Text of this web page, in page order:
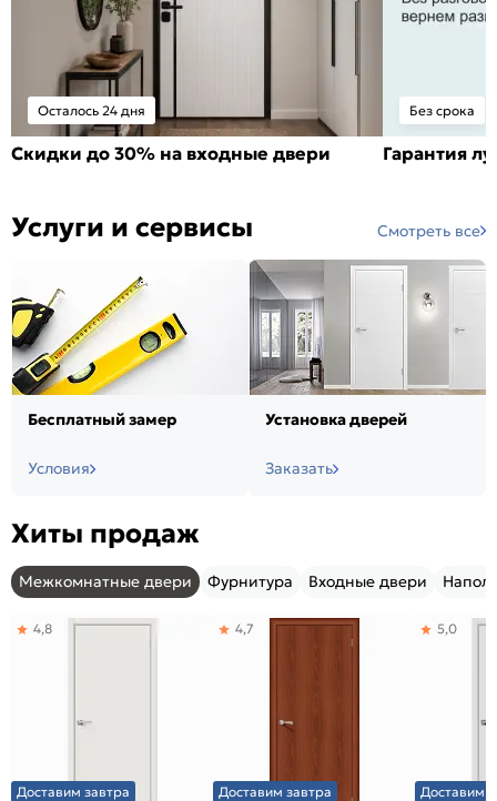
Осталось 24 дня
Скидки до 30% на входные двери
Без срока
Гарантия
Услуги и сервисы Смотреть все
Бесплатный замер
Условия
Установка дверей
Заказать
Хиты продаж
Межкомнатные двери Фурнитура Входные двери
Доставим завтра
4,8
Доставим завтра
4,7
Доставим
5,0